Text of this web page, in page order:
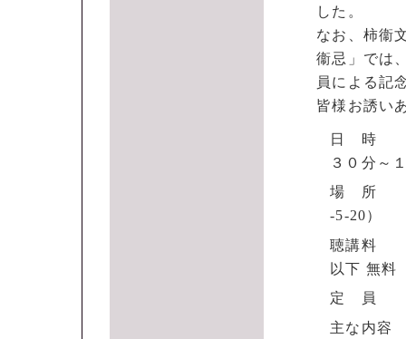
した。
なお、柿衞
衞忌」では
員による記
皆様お誘い
日 時 ２
３０分～
場 所 市
-5-20）
聴講料 一
以下 無料
定 員 40
主な内容